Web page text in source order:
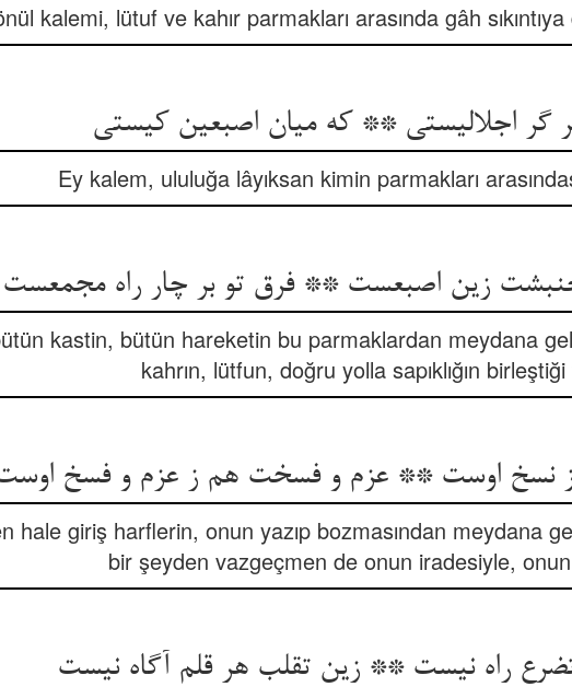
kalemi, lütuf ve kahır parmakları arasında gâh
گر اجلالیستی ** که میان اصبعین کیستی
Ey kalem, ululuğa lâyıksan kimin parmakları
زین اصبعست ** فرق تو بر چار راه مجمعست
kastin, bütün hareketin bu parmaklardan meydana
kahrın, lütfun, doğru yolla sapıklığın
نسخ اوست ** عزم و فسخت هم ز عزم و فسخ
hale giriş harflerin, onun yazıp bozmasından meydana
bir şeyden vazgeçmen de onun iradesiyle,
راه نیست ** زین تقلب هر قلم آگاه نیست